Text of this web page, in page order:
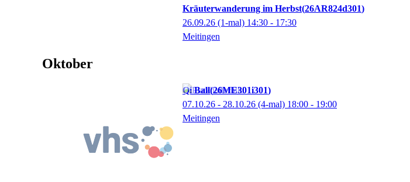
Kräuterwanderung im Herbst 26AR824d301
26.09.26 (1-mal) 14:30 - 17:30
Meitingen
Oktober
Qi Ball 26ME301i301
07.10.26 - 28.10.26 (4-mal) 18:00 - 19:00
Meitingen